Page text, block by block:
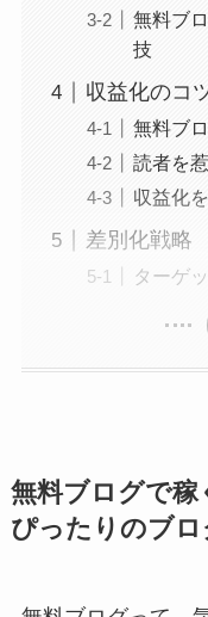
無料ブ
技
収益化のコ
無料ブ
読者を
収益化
差別化戦略
ターゲ
無料ブログで稼
ぴったりのブロ